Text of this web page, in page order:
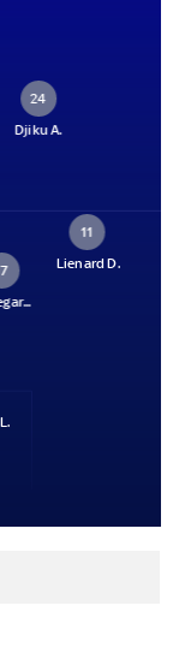
24
Djiku A.
11
Lienard D.